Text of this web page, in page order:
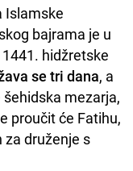
Islamske
bajrama je u
hidžretske
se tri dana, a
mezarja,
proučit će Fatihu,
za druženje s